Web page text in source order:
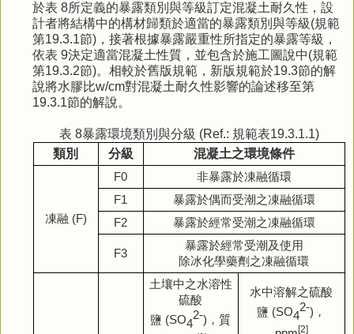
於表 8所定義的暴露類別與等級訂定混凝土耐久性，設
計者將結構中的構材歸類於適當的暴露類別與等級(規範
第19.3.1節)，接著根據暴露嚴重性所指定的暴露等級，
依表 9決定適當混凝土性質，並包含於施工圖說中(規範
第19.3.2節)。相較於舊版規範，新版規範於19.3節的解
說將水膠比w/cm對混凝土耐久性影響的論述移至第
19.3.1節的解說。
表 8暴露環境類別與分級 (Ref.: 規範表19.3.1.1)
類別
分級 混凝土之環境條件
凍融 (F)
F0
非暴露於凍融循環
F1
暴露於偶而受潮之凍融循環
F2
暴露於經常受潮之凍融循環
F3
暴露於經常受潮及使用
除冰化學藥劑之凍融循環
土壤中之水溶性
硫酸
鹽 (SO4
2-) ，質
水中溶解之硫酸
鹽 (SO4
2-) ，
[2]